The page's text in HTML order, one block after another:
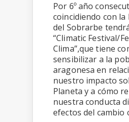
Por 6º año
coincidiendo con la
del Sobrarbe
“Climatic Festival/
Clima”,que tiene
sensibilizar a la
aragonesa en
nuestro impacto
Planeta y a cómo
nuestra conducta
efectos del cambio